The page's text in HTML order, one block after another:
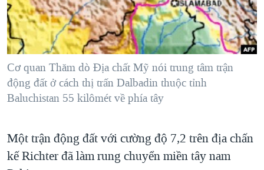
"Tìm"NGƯỜI VIỆT HẢI NGOẠI
ĐỜI SỐNG
KINH TẾ
KHOA HỌC
SỨC KHOẺ
THỂ THAO
GIÁO DỤC
TẠI
HÀNH TRÌNH BẦU CỬ 2024
MỘT NĂM CHIẾN TRANH TẠI DẢI GAZA
GIẢI MÃ VÀNH ĐAI & CON ĐƯỜNG
NGÀY TỊ NẠN THẾ GIỚI
CHI PHÍ CHIẾN TRANH AFGHANISTAN
VIDEO
NGHE
MẠNG XÃ HỘI
Cơ quan Thăm dò Địa chất Mỹ nói trung tâm trận
động đất ở cách thị trấn Dalbadin thuộc tỉnh
Baluchistan 55 kilômét về phía tây
Một trận động đất với cường độ 7,2 trên địa chấn
kế Richter đã làm rung chuyển miền tây nam